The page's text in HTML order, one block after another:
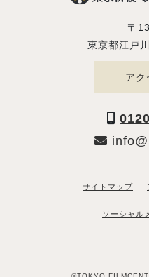
〒
東京都江戸
アク
サイトマップ
ソーシャル